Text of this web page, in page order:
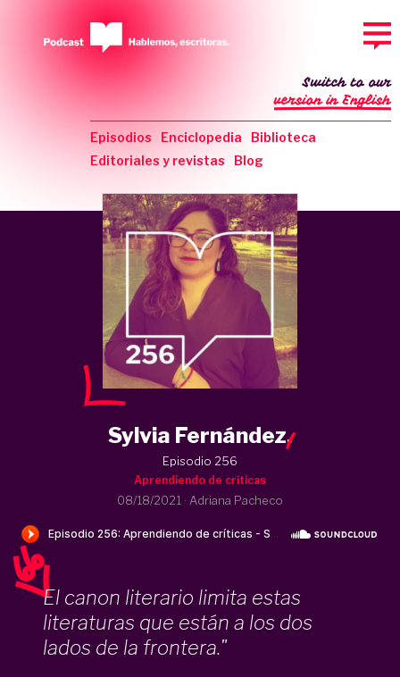
Episodios Enciclopedia
Biblioteca
Editoriales y revistas
Blog
Switch to our
version in English
Sylvia Fernández.
Episodio 256
Aprendiendo de críticas
08/18/2021 · Adriana Pacheco
El canon literario limita estas
literaturas que están a los dos
lados de la frontera."